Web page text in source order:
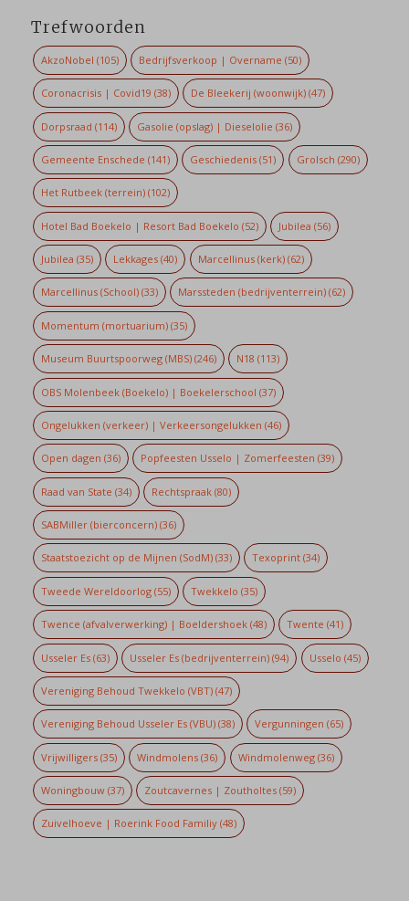
Trefwoorden
AkzoNobel (105) Bedrijfsverkoop | Overname (50)
Coronacrisis | Covid19 (38) De Bleekerij (woonwijk) (47)
Dorpsraad (114) Gasolie (opslag) | Dieselolie (36)
Gemeente Enschede (141) Geschiedenis (51) Grolsch (290)
Het Rutbeek (terrein)(102)
Hotel Bad Boekelo | Resort Bad Boekelo (52) Jubilea (56)
Jubilea (35) Lekkages (40) Marcellinus (kerk)(62)
Marcellinus (School)(33) Marssteden (bedrijventerrein) (62)
Momentum (mortuarium)(35)
Museum Buurtspoorweg (MBS)(246) N18 (113)
OBS Molenbeek (Boekelo) | Boekelerschool (37)
Ongelukken (verkeer) | Verkeersongelukken (46)
Open dagen (36) Popfeesten Usselo | Zomerfeesten (39)
Raad van State (34) Rechtspraak (80)
SABMiller (bierconcern)(36)
Staatstoezicht op de Mijnen (SodM)(33) Texoprint (34)
Tweede Wereldoorlog(55) Twekkelo (35)
Twence (afvalverwerking) | Boeldershoek(48) Twente (41)
Usseler Es(63) Usseler Es (bedrijventerrein) (94) Usselo (45)
Vereniging Behoud Twekkelo (VBT)(47)
Vereniging Behoud Usseler Es (VBU)(38) Vergunningen (65)
Vrijwilligers(35) Windmolens (36) Windmolenweg(36)
Woningbouw(37) Zoutcavernes | Zoutholtes (59)
Zuivelhoeve | Roerink Food Familiy(48)